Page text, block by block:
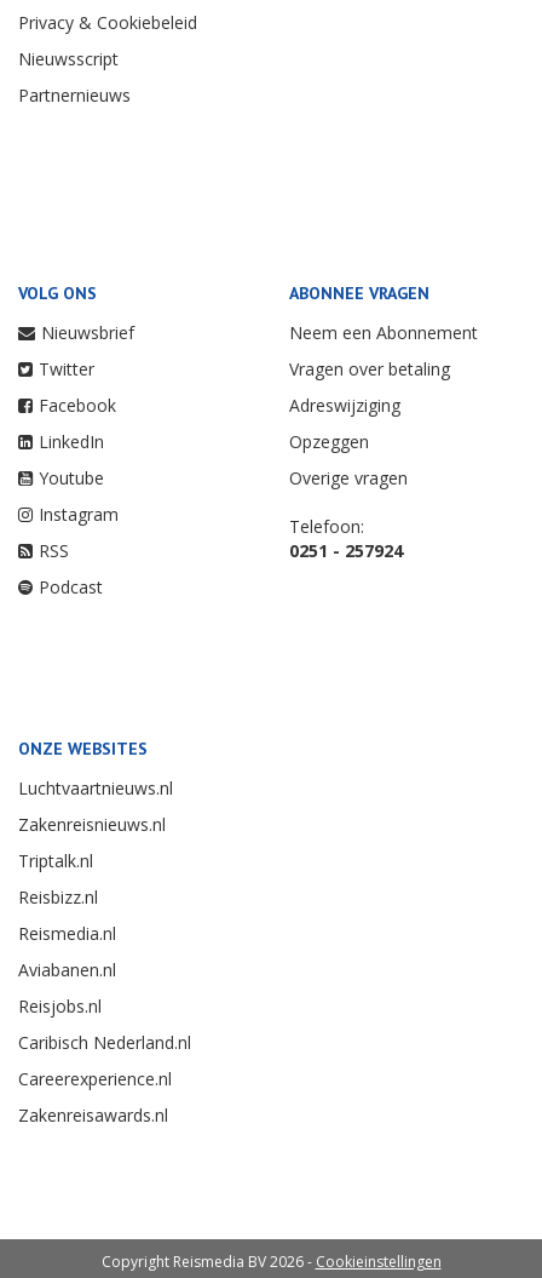
Privacy & Cookiebeleid
Nieuwsscript
Partnernieuws
VOLG ONS
Nieuwsbrief
Twitter
Facebook
LinkedIn
Youtube
Instagram
RSS
Podcast
ABONNEE VRAGEN
Neem een Abonnement
Vragen over betaling
Adreswijziging
Opzeggen
Overige vragen
Telefoon:
0251 - 257924
ONZE WEBSITES
Luchtvaartnieuws.nl
Zakenreisnieuws.nl
Triptalk.nl
Reisbizz.nl
Reismedia.nl
Aviabanen.nl
Reisjobs.nl
Caribisch Nederland.nl
Careerexperience.nl
Zakenreisawards.nl
Copyright Reismedia BV 2026 - Cookieinstellingen